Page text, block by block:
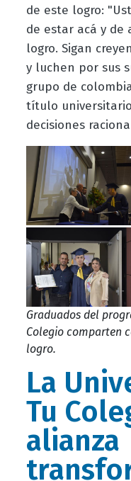
de este logro:
de estar acá y de
logro. Sigan
y luchen por sus
grupo de
título
decisiones
Graduados del
Colegio comparten
logro.
La
Tu
alianza